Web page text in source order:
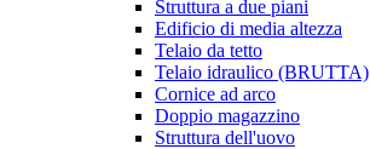
Struttura a due piani
Edificio di media altezza
Telaio da tetto
Telaio idraulico (BRUTTA)
Cornice ad arco
Doppio magazzino
Struttura dell'uovo